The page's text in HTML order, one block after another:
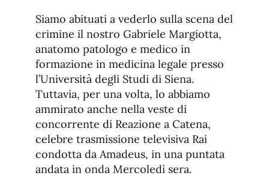
de
fuente
de
fuente.
Siamo abituati a vederlo sulla scena del
crimine il nostro Gabriele Margiotta,
anatomo patologo e medico in
formazione in medicina legale presso
l’Università degli Studi di Siena.
Tuttavia, per una volta, lo abbiamo
ammirato anche nella veste di
concorrente di Reazione a Catena,
celebre trasmissione televisiva Rai
condotta da Amadeus, in una puntata
andata in onda Mercoledì sera.